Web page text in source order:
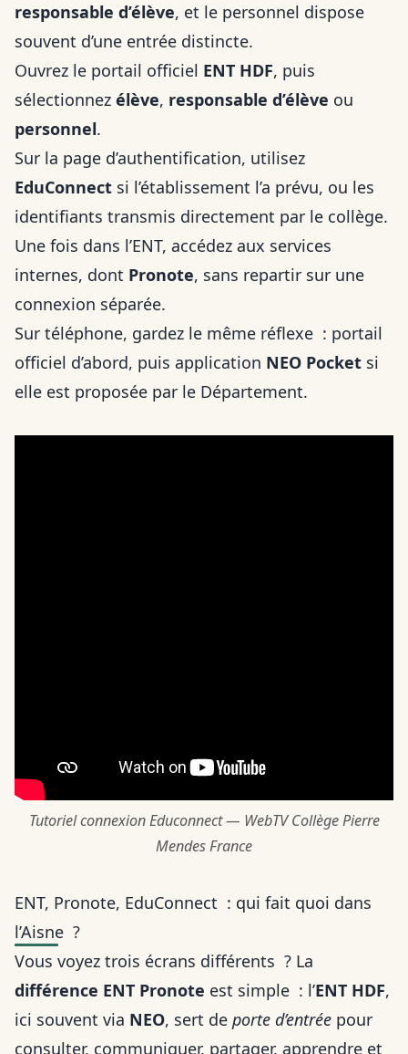
responsable d’élève, et le personnel dispose
souvent d’une entrée distincte.
Ouvrez le portail officiel ENT HDF, puis
sélectionnez élève, responsable d’élève ou
personnel.
Sur la page d’authentification, utilisez
EduConnect si l’établissement l’a prévu, ou les
identifiants transmis directement par le collège.
Une fois dans l’ENT, accédez aux services
internes, dont Pronote, sans repartir sur une
connexion séparée.
Sur téléphone, gardez le même réflexe : portail
officiel d’abord, puis application NEO Pocket si
elle est proposée par le Département.
Tutoriel connexion Educonnect — WebTV Collège Pierre
Mendes France
ENT, Pronote, EduConnect : qui fait quoi dans
l’Aisne ?
Vous voyez trois écrans différents ? La
différence ENT Pronote est simple : l’ENT HDF,
ici souvent via NEO, sert de porte d’entrée pour
consulter, communiquer, partager, apprendre et